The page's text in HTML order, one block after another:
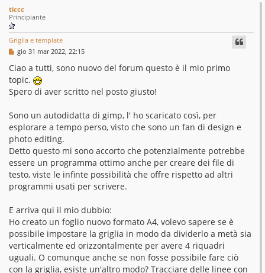
s
o
v
e
d
ticcc
Principiante
Griglia e template
M
e
s
s
a
g
g
o
gio 31 mar 2022, 22:15
Ciao a tutti, sono nuovo del forum questo è il mio primo
topic.
Spero di aver scritto nel posto giusto!
Sono un autodidatta di gimp, l' ho scaricato così, per
esplorare a tempo perso, visto che sono un fan di design e
photo editing.
Detto questo mi sono accorto che potenzialmente potrebbe
essere un programma ottimo anche per creare dei file di
testo, viste le infinte possibilità che offre rispetto ad altri
programmi usati per scrivere.
E arriva qui il mio dubbio:
Ho creato un foglio nuovo formato A4, volevo sapere se è
possibile impostare la griglia in modo da dividerlo a metà sia
verticalmente ed orizzontalmente per avere 4 riquadri
uguali. O comunque anche se non fosse possibile fare ciò
con la griglia, esiste un'altro modo? Tracciare delle linee con